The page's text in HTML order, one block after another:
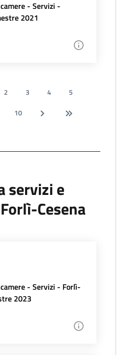
- Servizi -
2021
2 3 4
5
10
servizi e
Cesena
- Servizi - Forlì-
2023